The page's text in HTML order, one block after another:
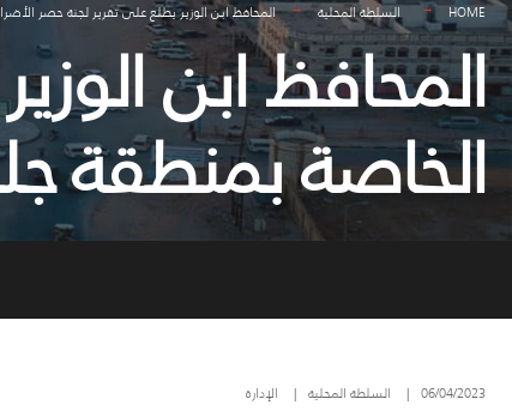
HOME السلطة المحلية المحافظ ابن الوزير يطلع على تقرير لجنة حصر
المحافظ ابن
الخاصة بمنطقة
06/04/2023
| السلطة المحلية | الإدارة